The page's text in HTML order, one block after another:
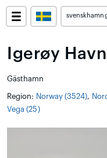
Igerøy
Gästhamn
Region: Norway (3524),
Vega (25)